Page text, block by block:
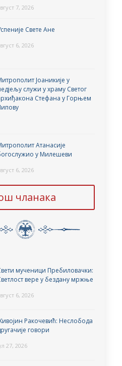
7, 2026
Свете Ане
6, 2026
Јоаникије у
служи у храму Светог
Стефана у Горњем
Атанасије
у Милешеви
6, 2026
чланака
мученици Пребиловачки:
вере у бездану мржње
6, 2026
Ракочевић: Неслобода
говори
27, 2026